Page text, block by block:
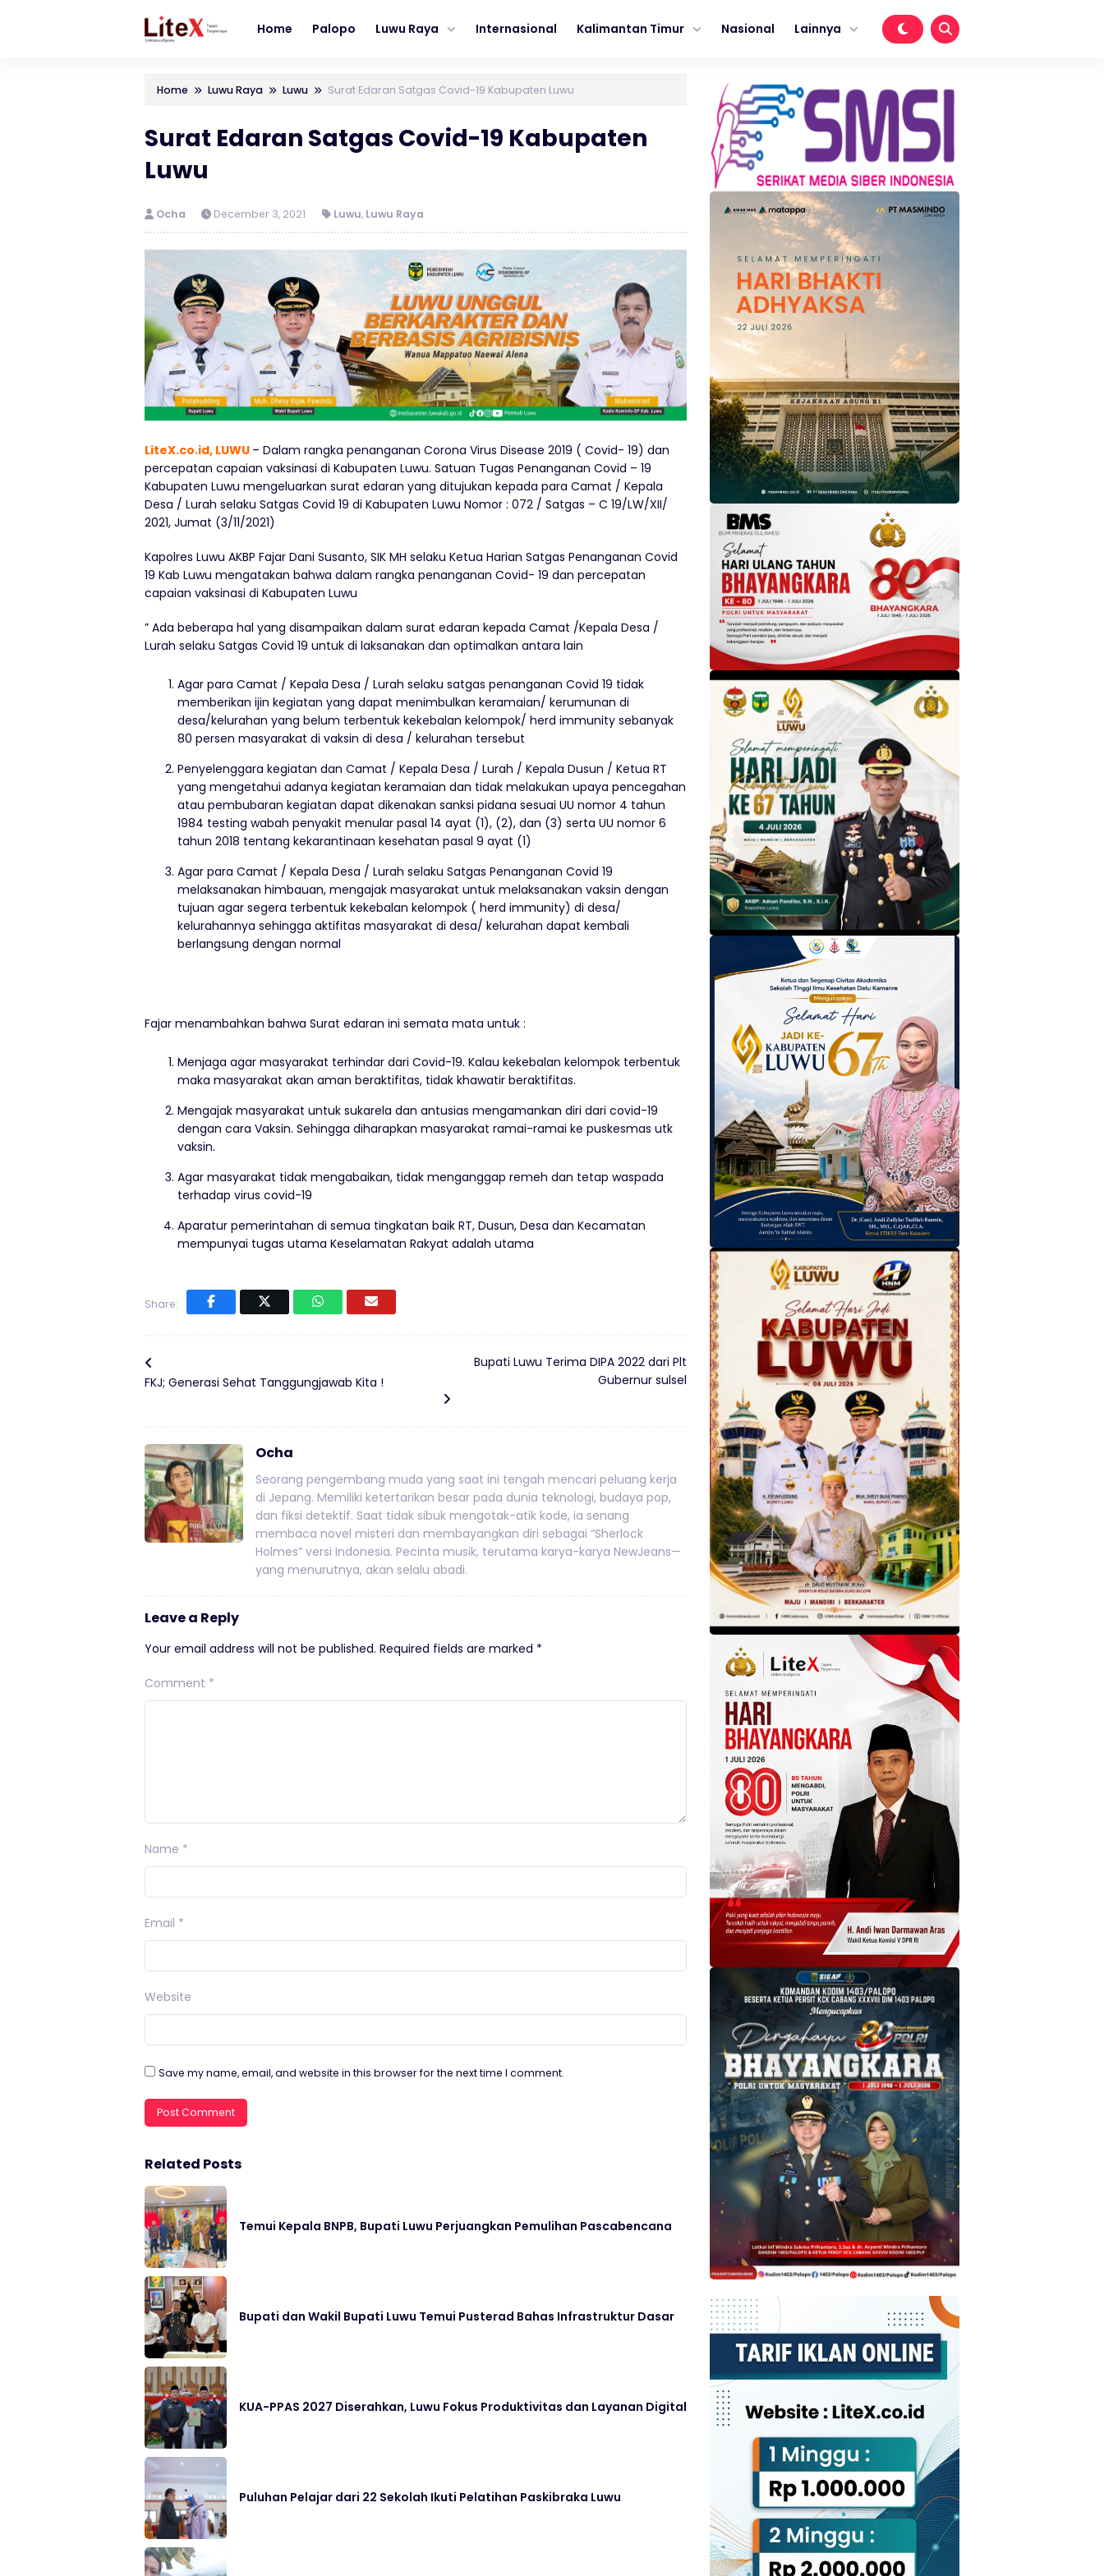
Home Palopo Luwu Raya Internasional Kalimantan Timur Nasional Lainnya
Home Luwu Raya Luwu Surat Edaran Satgas Covid-19 Kabupaten Luwu
Surat Edaran Satgas Covid-19 Kabupaten
Luwu
Ocha December 3, 2021 Luwu, Luwu Raya
LiteX.co.id, LUWU – Dalam rangka penanganan Corona Virus Disease 2019 ( Covid- 19) dan
percepatan capaian vaksinasi di Kabupaten Luwu. Satuan Tugas Penanganan Covid – 19
Kabupaten Luwu mengeluarkan surat edaran yang ditujukan kepada para Camat / Kepala
Desa / Lurah selaku Satgas Covid 19 di Kabupaten Luwu Nomor : 072 / Satgas – C 19/LW/XII/
2021, Jumat (3/11/2021)
Kapolres Luwu AKBP Fajar Dani Susanto, SIK MH selaku Ketua Harian Satgas Penanganan Covid
19 Kab Luwu mengatakan bahwa dalam rangka penanganan Covid- 19 dan percepatan
capaian vaksinasi di Kabupaten Luwu
” Ada beberapa hal yang disampaikan dalam surat edaran kepada Camat /Kepala Desa /
Lurah selaku Satgas Covid 19 untuk di laksanakan dan optimalkan antara lain
Agar para Camat / Kepala Desa / Lurah selaku satgas penanganan Covid 19 tidak
memberikan ijin kegiatan yang dapat menimbulkan keramaian/ kerumunan di
desa/kelurahan yang belum terbentuk kekebalan kelompok/ herd immunity sebanyak
80 persen masyarakat di vaksin di desa / kelurahan tersebut
Penyelenggara kegiatan dan Camat / Kepala Desa / Lurah / Kepala Dusun / Ketua RT
yang mengetahui adanya kegiatan keramaian dan tidak melakukan upaya pencegahan
atau pembubaran kegiatan dapat dikenakan sanksi pidana sesuai UU nomor 4 tahun
1984 testing wabah penyakit menular pasal 14 ayat (1), (2), dan (3) serta UU nomor 6
tahun 2018 tentang kekarantinaan kesehatan pasal 9 ayat (1)
Agar para Camat / Kepala Desa / Lurah selaku Satgas Penanganan Covid 19
melaksanakan himbauan, mengajak masyarakat untuk melaksanakan vaksin dengan
tujuan agar segera terbentuk kekebalan kelompok ( herd immunity) di desa/
kelurahannya sehingga aktifitas masyarakat di desa/ kelurahan dapat kembali
berlangsung dengan normal
Fajar menambahkan bahwa Surat edaran ini semata mata untuk :
Menjaga agar masyarakat terhindar dari Covid-19. Kalau kekebalan kelompok terbentuk
maka masyarakat akan aman beraktifitas, tidak khawatir beraktifitas.
Mengajak masyarakat untuk sukarela dan antusias mengamankan diri dari covid-19
dengan cara Vaksin. Sehingga diharapkan masyarakat ramai-ramai ke puskesmas utk
vaksin.
Agar masyarakat tidak mengabaikan, tidak menganggap remeh dan tetap waspada
terhadap virus covid-19
Aparatur pemerintahan di semua tingkatan baik RT, Dusun, Desa dan Kecamatan
mempunyai tugas utama Keselamatan Rakyat adalah utama
Share:
FKJ; Generasi Sehat Tanggungjawab Kita !
Bupati Luwu Terima DIPA 2022 dari Plt
Gubernur sulsel
Ocha
Seorang pengembang muda yang saat ini tengah mencari peluang kerja
di Jepang. Memiliki ketertarikan besar pada dunia teknologi, budaya pop,
dan fiksi detektif. Saat tidak sibuk mengotak-atik kode, ia senang
membaca novel misteri dan membayangkan diri sebagai “Sherlock
Holmes” versi Indonesia. Pecinta musik, terutama karya-karya NewJeans—
yang menurutnya, akan selalu abadi.
Leave a Reply
Your email address will not be published. Required fields are marked *
Comment *
Name *
Email *
Website
Save my name, email, and website in this browser for the next time I comment.
Related Posts
Temui Kepala BNPB, Bupati Luwu Perjuangkan Pemulihan Pascabencana
Bupati dan Wakil Bupati Luwu Temui Pusterad Bahas Infrastruktur Dasar
KUA-PPAS 2027 Diserahkan, Luwu Fokus Produktivitas dan Layanan Digital
Puluhan Pelajar dari 22 Sekolah Ikuti Pelatihan Paskibraka Luwu